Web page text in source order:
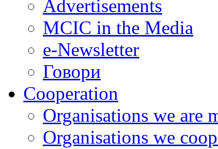
Advertisements
MCIC in the Media
e-Newsletter
Говори
Cooperation
Organisations we are
Organisations we